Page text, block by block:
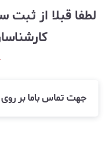
لطفا قبلا از
جهت تماس باما بر